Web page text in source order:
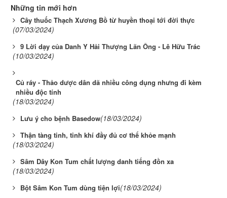
Những tin mới hơn
Cây thuốc Thạch Xương Bồ từ huyền thoại tới đời thực
(07/03/2024)
9 Lời dạy của Danh Y Hải Thượng Lãn Ông - Lê Hữu Trác
(10/03/2024)
Củ ráy - Thảo dược dân dã nhiều công dụng nhưng đi kèm
nhiều độc tính
(18/03/2024)
Lưu ý cho bệnh Basedow(18/03/2024)
Thận tàng tinh, tinh khí đầy đủ cơ thể khỏe mạnh
(18/03/2024)
Sâm Dây Kon Tum chất lượng danh tiếng đồn xa
(18/03/2024)
Bột Sâm Kon Tum dùng tiện lợi(18/03/2024)